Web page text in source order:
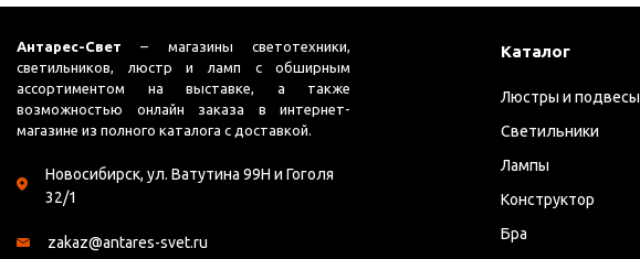
Антарес-Свет – магазины светотехники,
светильников, люстр и ламп с обширным
ассортиментом на выставке, а также
возможностью онлайн заказа в интернет-
магазине из полного каталога с доставкой.
Новосибирск, ул. Ватутина 99Н и Гоголя
32/1
zakaz@antares-svet.ru
Каталог
Люстры и подвесы
Светильники
Лампы
Конструктор
Бра